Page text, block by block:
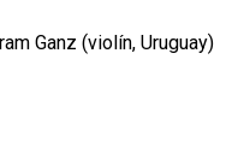
Ganz (violín, Uruguay)